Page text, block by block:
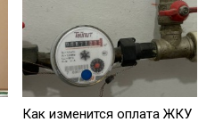
Как изменится оплата ЖКУ